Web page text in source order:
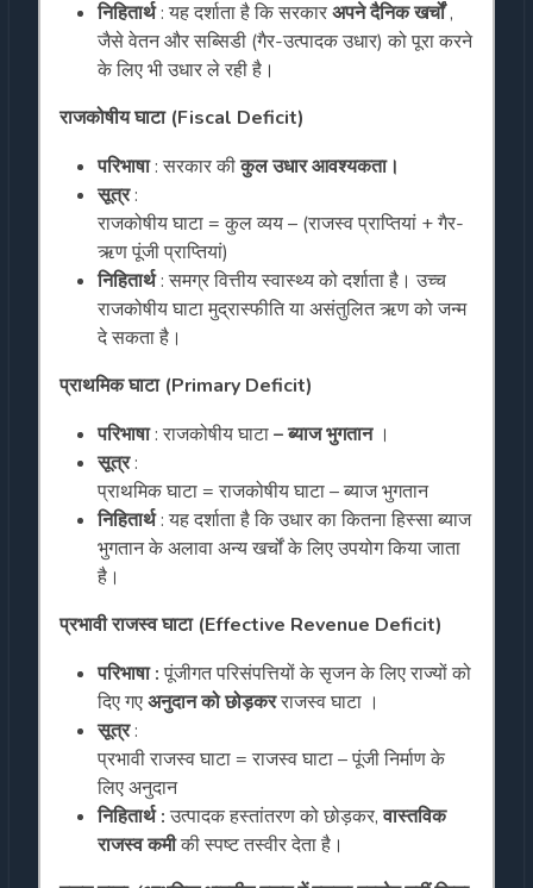
निहितार्थ: यह दर्शाता है कि सरकारअपने दैनिक खर्चों,
जैसे वेतन और सब्सिडी (गैर-उत्पादक उधार) को पूरा करने
के लिए भी उधार ले रही है।
राजकोषीय घाटा (Fiscal Deficit)
परिभाषा: सरकार कीकुल उधार आवश्यकता।
सूत्र:
राजकोषीय घाटा = कुल व्यय – (राजस्व प्राप्तियां + गैर-
ऋण पूंजी प्राप्तियां)
निहितार्थ: समग्र वित्तीय स्वास्थ्य को दर्शाता है। उच्च
राजकोषीय घाटा मुद्रास्फीति या असंतुलित ऋण को जन्म
दे सकता है।
प्राथमिक घाटा (Primary Deficit)
परिभाषा: राजकोषीय घाटा– ब्याज भुगतान ।
सूत्र:
प्राथमिक घाटा = राजकोषीय घाटा – ब्याज भुगतान
निहितार्थ: यह दर्शाता है कि उधार का कितना हिस्सा ब्याज
भुगतान के अलावा अन्य खर्चों के लिए उपयोग किया जाता
है।
प्रभावी राजस्व घाटा (Effective Revenue Deficit)
परिभाषा :पूंजीगत परिसंपत्तियों के सृजन के लिए राज्यों को
दिए गएअनुदान को छोड़करराजस्व घाटा ।
सूत्र:
प्रभावी राजस्व घाटा = राजस्व घाटा – पूंजी निर्माण के
लिए अनुदान
निहितार्थ :उत्पादक हस्तांतरण को छोड़कर,वास्तविक
राजस्व कमीकी स्पष्ट तस्वीर देता है।